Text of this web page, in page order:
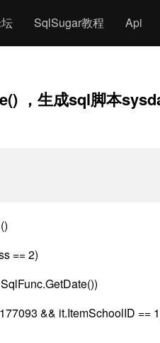
SqlSugar教程 Api
，生成sql脚本
== 2)
&& it.ItemSchoolID ==